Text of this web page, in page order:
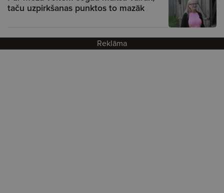
taču uzpirkšanas punktos to mazāk
Reklāma